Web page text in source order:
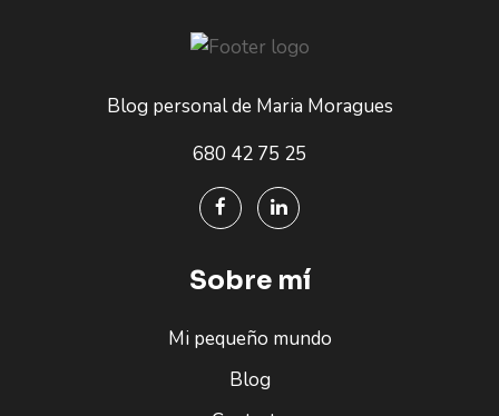
Blog personal de Maria Moragues
680 42 75 25
Sobre mí
Mi pequeño mundo
Blog